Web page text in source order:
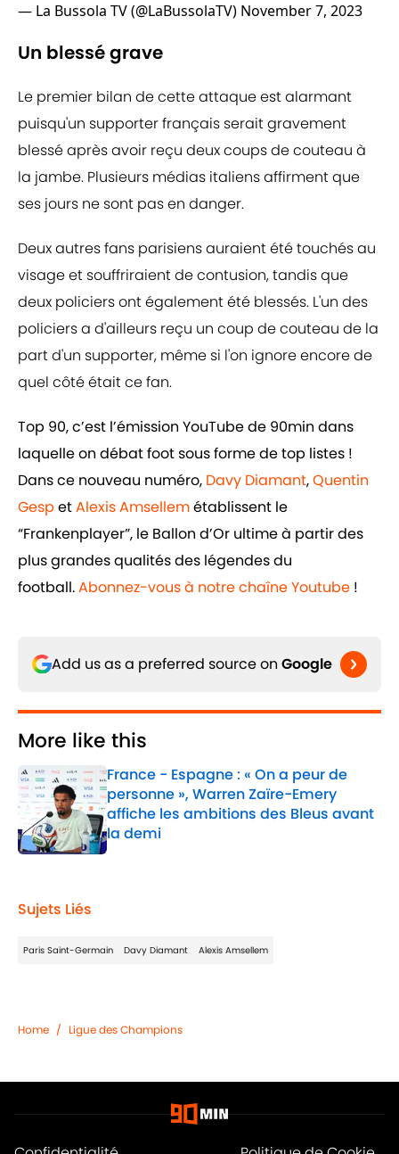
— La Bussola TV (@LaBussolaTV) November 7, 2023
Un blessé grave
Le premier bilan de cette attaque est alarmant
puisqu'un supporter français serait gravement
blessé après avoir reçu deux coups de couteau à
la jambe. Plusieurs médias italiens affirment que
ses jours ne sont pas en danger.
Deux autres fans parisiens auraient été touchés au
visage et souffriraient de contusion, tandis que
deux policiers ont également été blessés. L'un des
policiers a d'ailleurs reçu un coup de couteau de la
part d'un supporter, même si l'on ignore encore de
quel côté était ce fan.
Top 90, c’est l’émission YouTube de 90min dans
laquelle on débat foot sous forme de top listes !
Dans ce nouveau numéro, Davy Diamant,Quentin
Gesp etAlexis Amsellemétablissent le
“Frankenplayer”, le Ballon d’Or ultime à partir des
plus grandes qualités des légendes du
football.Abonnez-vous à notre chaîne Youtube !
Add us as a preferred source on Google
More like this
France - Espagne : « On a peur de
personne », Warren Zaïre-Emery
affiche les ambitions des Bleus avant
la demi
Published by on Invalid Date
Sujets Liés
Paris Saint-Germain Davy Diamant Alexis Amsellem
Home / Ligue des Champions